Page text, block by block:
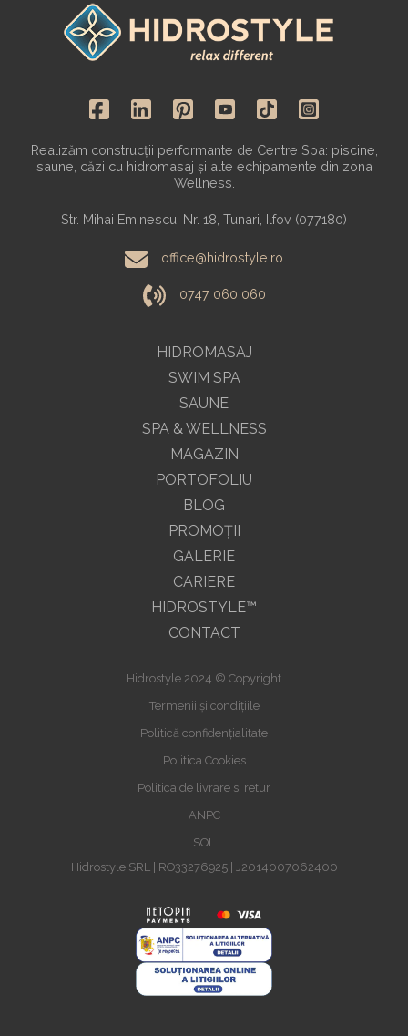
HIDROMASAJ
SWIM SPA
SAUNE
SPA & WELLNESS
MAGAZIN
Realizăm construcții performante de Centre Spa: piscine,
saune, căzi cu hidromasaj și alte echipamente din zona
Wellness.
Str. Mihai Eminescu, Nr. 18, Tunari, Ilfov (077180)
office@hidrostyle.ro
0747 060 060
PORTOFOLIU
BLOG
PROMOŢII
GALERIE
CARIERE
HIDROSTYLE™
CONTACT
Hidrostyle 2024 © Copyright
Termenii și condițiile
Politică confidențialitate
Politica Cookies
Politica de livrare si retur
ANPC
SOL
Hidrostyle SRL | RO33276925 | J2014007062400